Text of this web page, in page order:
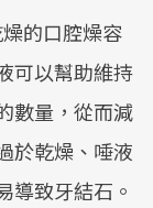
的口腔燥容
可以幫助維持
數量，從而減
於乾燥、唾液
導致牙結石。